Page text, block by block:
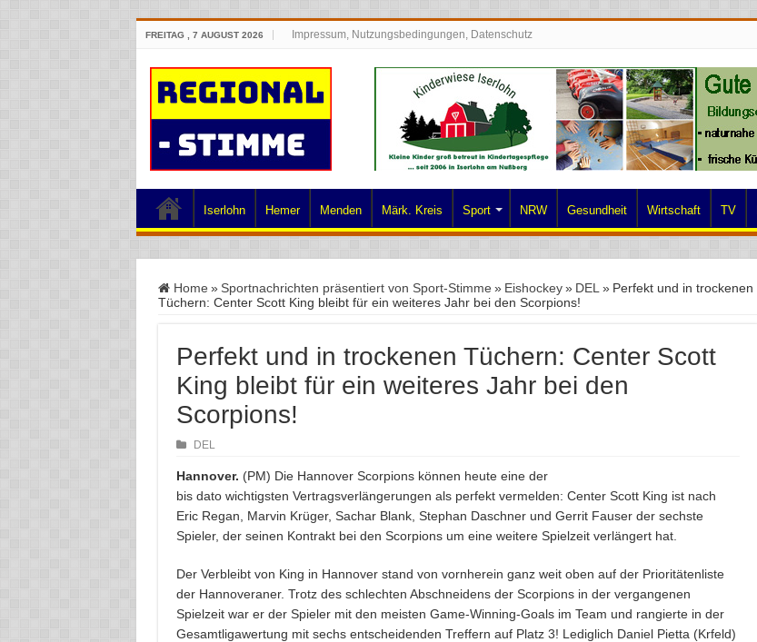
FREITAG , 7 AUGUST 2026 Impressum, Nutzungsbedingungen, Datenschutz
Iserlohn Hemer Menden Märk. Kreis Sport NRW Gesundheit Wirtschaft TV
Home » Sportnachrichten präsentiert von Sport-Stimme » Eishockey » DEL » Perfekt und in trockenen
Tüchern: Center Scott King bleibt für ein weiteres Jahr bei den Scorpions!
Perfekt und in trockenen Tüchern: Center Scott
King bleibt für ein weiteres Jahr bei den
Scorpions!
DEL
Hannover. (PM) Die Hannover Scorpions können heute eine der
bis dato wichtigsten Vertragsverlängerungen als perfekt vermelden: Center Scott King ist nach
Eric Regan, Marvin Krüger, Sachar Blank, Stephan Daschner und Gerrit Fauser der sechste
Spieler, der seinen Kontrakt bei den Scorpions um eine weitere Spielzeit verlängert hat.
Der Verbleibt von King in Hannover stand von vornherein ganz weit oben auf der Prioritätenliste
der Hannoveraner. Trotz des schlechten Abschneidens der Scorpions in der vergangenen
Spielzeit war er der Spieler mit den meisten Game-Winning-Goals im Team und rangierte in der
Gesamtligawertung mit sechs entscheidenden Treffern auf Platz 3! Lediglich Daniel Pietta (Krfeld)